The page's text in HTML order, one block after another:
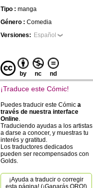
Tipo : manga
Género : Comedia
Versiones: Español
by nc nd
¡Traduce este Cómic!
Puedes traducir este Cómic a
través de nuestra interface
Online.
Traduciendo ayudas a los artistas
a darse a conocer, y muestras tu
interés y gratitud.
Los traductores dedicados
pueden ser recompensados con
Golds.
¡Ayuda a traducir o corregir
esta página! (¡Ganarás ORO!)